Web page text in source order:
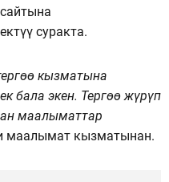
сайтына
суракта.
кызматына
бала экен. Тергөө жүрүп
маалыматтар
маалымат кызматынан.